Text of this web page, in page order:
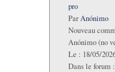
pro
ParAnónimo
Nouveau
Anónimo (no
Le : 18/05/
Dans le forum :